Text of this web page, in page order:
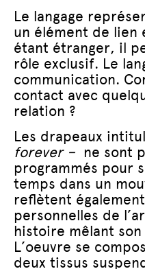
Le langage
un élément de lien
étant étranger, il
rôle exclusif. Le
communication.
contact avec
relation ?
Les drapeaux
forever – ne sont
programmés pour
temps dans un
reflètent
personnelles de
histoire mêlant
L’oeuvre se
deux tissus